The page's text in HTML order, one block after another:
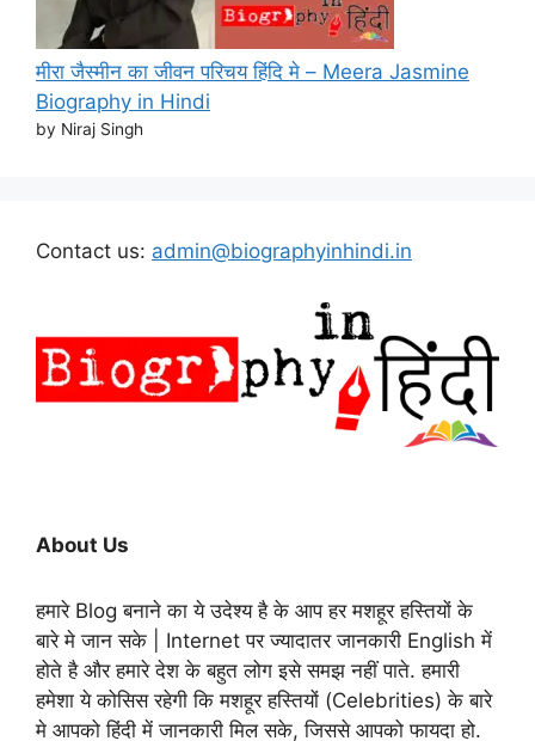
मीरा जैस्मीन का जीवन परिचय हिंदि मे – Meera Jasmine
Biography in Hindi
by Niraj Singh
Contact us: admin@biographyinhindi.in
About Us
हमारे Blog बनाने का ये उदेश्य है के आप हर मशहूर हस्तियों के
बारे मे जान सके | Internet पर ज्यादातर जानकारी English में
होते है और हमारे देश के बहुत लोग इसे समझ नहीं पाते. हमारी
हमेशा ये कोसिस रहेगी कि मशहूर हस्तियों (Celebrities) के बारे
मे आपको हिंदी में जानकारी मिल सके, जिससे आपको फायदा हो.